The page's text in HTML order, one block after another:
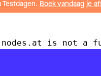
Testdagen. Boek vandaag je
is not a